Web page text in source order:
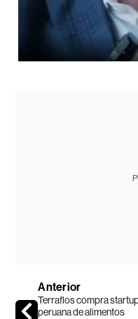
Anterior
Terraflos compra
peruana de alimentos